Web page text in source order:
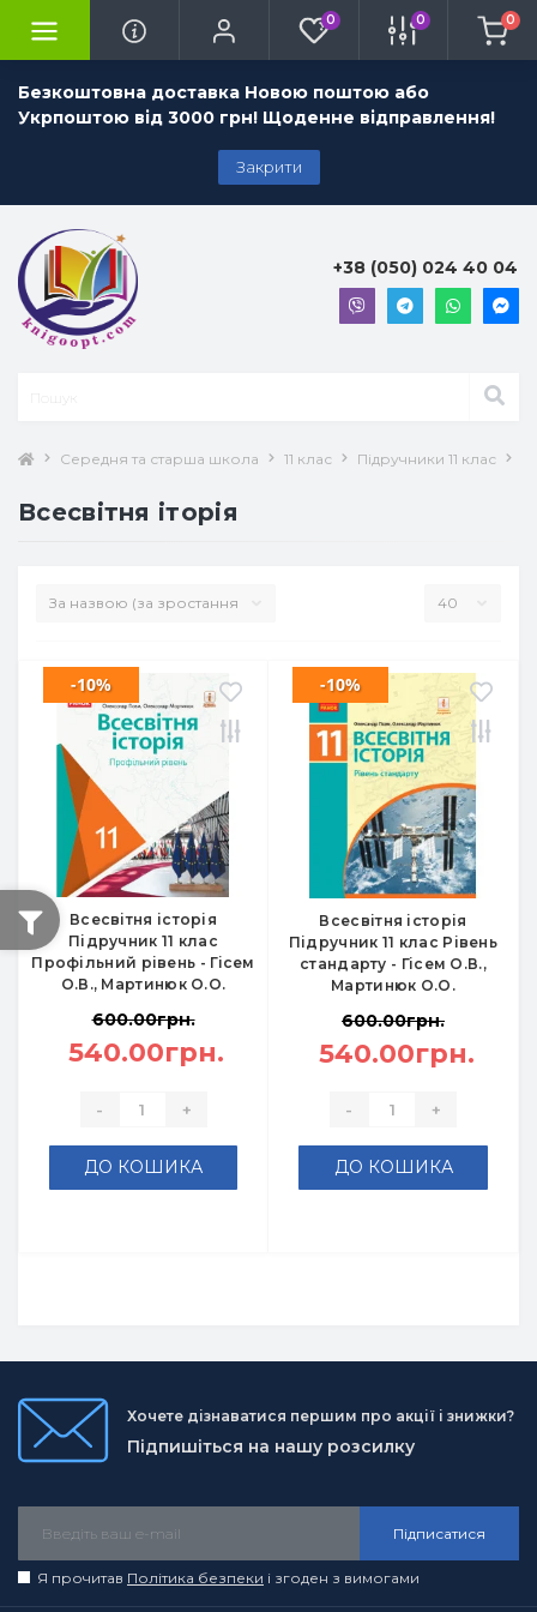
Безкоштовна доставка Новою поштою або
Укрпоштою від 3000 грн! Щоденне відправлення!
Закрити
0 0 0
+38 (050) 024 40 04
Середня та старша школа 11 клас Підручники 11 клас
Всесвітня іторія
Всесвітня історія
Підручник 11 клас
Профільний рівень - Гісем
О.В., Мартинюк О.О.
-10%
600.00грн.
540.00грн.
- +
ДО КОШИКА
Всесвітня історія
Підручник 11 клас Рівень
стандарту - Гісем О.В.,
Мартинюк О.О.
-10%
600.00грн.
540.00грн.
- +
ДО КОШИКА
Хочете дізнаватися першим про акції і знижки?
Підпишіться на нашу розсилку
Підписатися
Я прочитав Політика безпеки і згоден з вимогами